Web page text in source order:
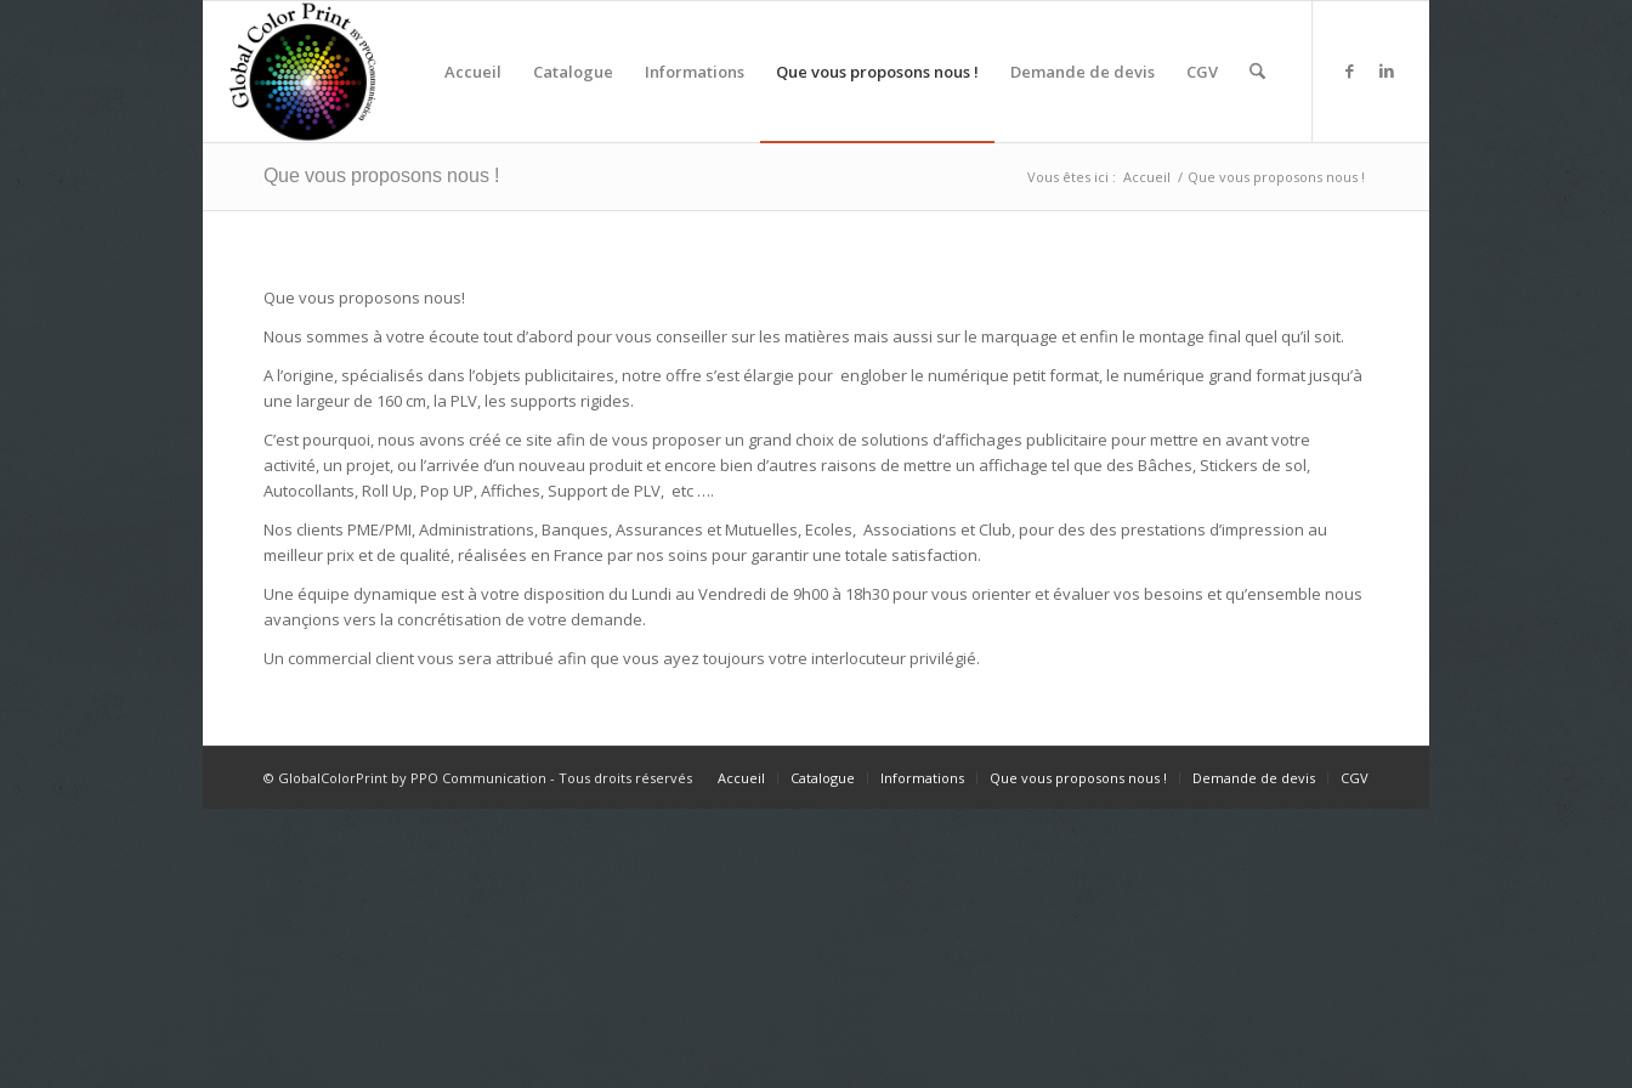
Accueil Catalogue Informations Que vous proposons nous ! Demande de devis CGV
Que vous proposons nous ! Vous êtes ici : Accueil / Que vous proposons nous !
Que vous proposons nous!
Nous sommes à votre écoute tout d’abord pour vous conseiller sur les matières mais aussi sur le marquage et enfin le montage final quel qu’il soit.
A l’origine, spécialisés dans l’objets publicitaires, notre offre s’est élargie pour englober le numérique petit format, le numérique grand format jusqu’à
une largeur de 160 cm, la PLV, les supports rigides.
C’est pourquoi, nous avons créé ce site afin de vous proposer un grand choix de solutions d’affichages publicitaire pour mettre en avant votre
activité, un projet, ou l’arrivée d’un nouveau produit et encore bien d’autres raisons de mettre un affichage tel que des Bâches, Stickers de sol,
Autocollants, Roll Up, Pop UP, Affiches, Support de PLV, etc ….
Nos clients PME/PMI, Administrations, Banques, Assurances et Mutuelles, Ecoles, Associations et Club, pour des des prestations d’impression au
meilleur prix et de qualité, réalisées en France par nos soins pour garantir une totale satisfaction.
Une équipe dynamique est à votre disposition du Lundi au Vendredi de 9h00 à 18h30 pour vous orienter et évaluer vos besoins et qu’ensemble nous
avançions vers la concrétisation de votre demande.
Un commercial client vous sera attribué afin que vous ayez toujours votre interlocuteur privilégié.
© GlobalColorPrint by PPO Communication - Tous droits réservés Accueil Catalogue Informations Que vous proposons nous ! Demande de devis CGV